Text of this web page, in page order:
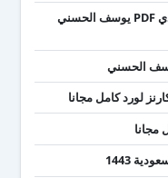
تحميل كتاب عقدك النفسية سجنك الأبدي PDF يوسف الحسني